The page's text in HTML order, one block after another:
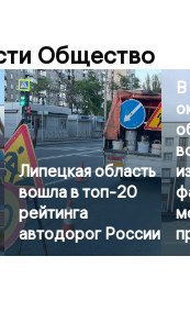
Общество
Липецкая область
вошла в топ-20
рейтинга
автодорог России